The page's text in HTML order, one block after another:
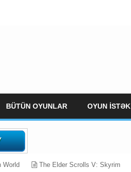
BÜTÜN OYUNLAR OYUN İSTƏK
World The Elder Scrolls V: Skyrim